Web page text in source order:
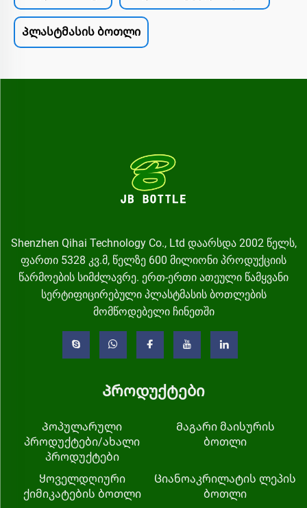
Პლასტმასის ბოთლი
Shenzhen Qihai Technology Co., Ltd დაარსდა 2002 წელს,
ფართი 5328 კვ.მ, წელზე 600 მილიონი პროდუქციის
წარმოების სიმძლავრე. ერთ-ერთი ათეული წამყვანი
სერტიფიცირებული პლასტმასის ბოთლების
მომწოდებელი ჩინეთში
Პროდუქტები
Პოპულარული
პროდუქტები/ახალი
პროდუქტები
Მაგარი მაისურის
ბოთლი
Ყოველდღიური
ქიმიკატების ბოთლი
Ციანოაკრილატის ლეპის
ბოთლი